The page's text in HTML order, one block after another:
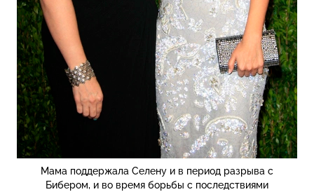
Мама поддержала Селену и в период разрыва с
Бибером, и во время борьбы с последствиями